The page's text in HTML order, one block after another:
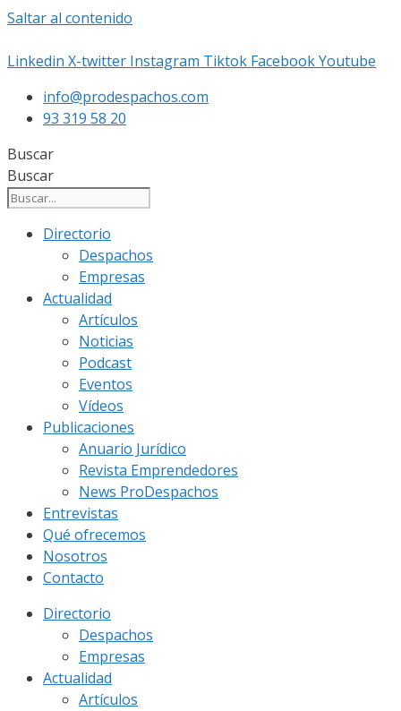
Saltar al contenido
Linkedin X-twitter Instagram Tiktok FacebookYoutube
info@prodespachos.com
93 319 58 20
Buscar
Buscar
Directorio
Despachos
Empresas
Actualidad
Artículos
Noticias
Podcast
Eventos
Vídeos
Publicaciones
Anuario Jurídico
Revista Emprendedores
News ProDespachos
Entrevistas
Qué ofrecemos
Nosotros
Contacto
Directorio
Despachos
Empresas
Actualidad
Artículos